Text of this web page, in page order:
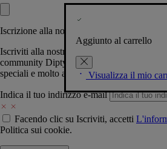
Aggiunto al carrello
Visualizza il mio
Iscrizione alla nostra Newsletter
Iscriviti alla nostra newsletter per
community Diptyque e tenerti al corrente
speciali e molto altro.
Indica il tuo indirizzo e-mail
Facendo clic su Iscriviti, accetti
Politica sui cookie.